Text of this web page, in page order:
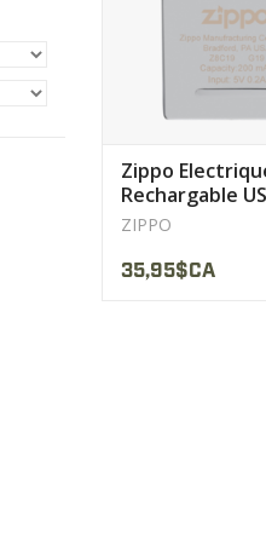
Zippo
Rechargable
65828
ZIPPO
35,95$CA